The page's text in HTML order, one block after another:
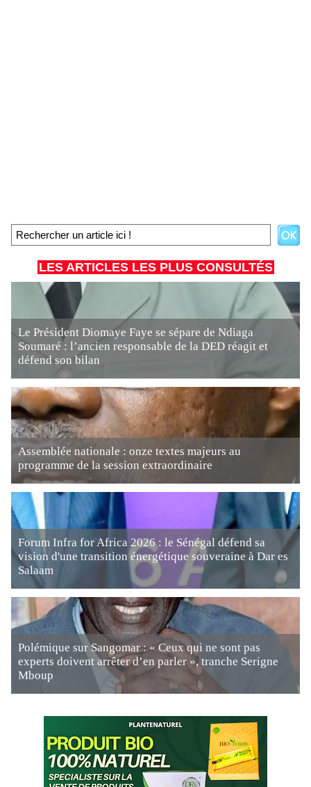
LES ARTICLES LES PLUS CONSULTÉS
Le Président Diomaye Faye se sépare de Ndiaga
Soumaré : l’ancien responsable de la DED réagit et
défend son bilan
Assemblée nationale : onze textes majeurs au
programme de la session extraordinaire
Forum Infra for Africa 2026 : le Sénégal défend sa
vision d'une transition énergétique souveraine à Dar es
Salaam
Polémique sur Sangomar : « Ceux qui ne sont pas
experts doivent arrêter d’en parler », tranche Serigne
Mboup